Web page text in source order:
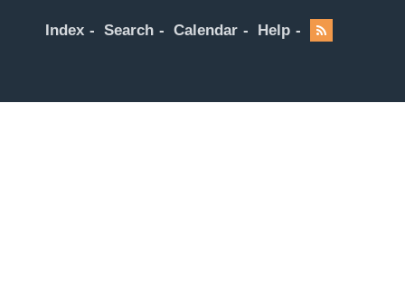
Index Search Calendar Help